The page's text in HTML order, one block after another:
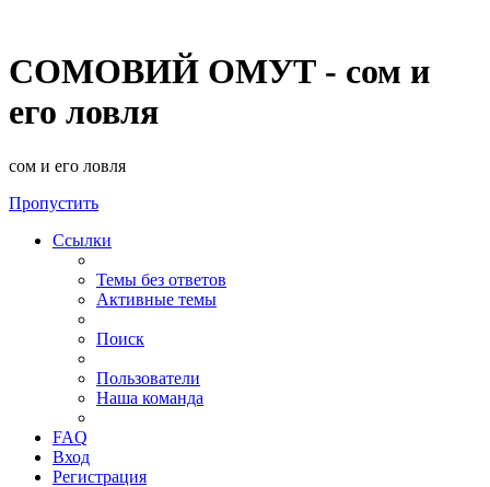
СОМОВИЙ ОМУТ - сом и
его ловля
сом и его ловля
Пропустить
Ссылки
Темы без ответов
Активные темы
Поиск
Пользователи
Наша команда
FAQ
Вход
Регистрация